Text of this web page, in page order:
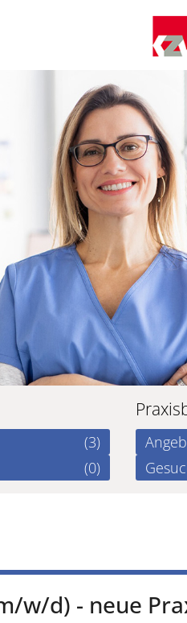
(3)
(0)
w/d) - neue